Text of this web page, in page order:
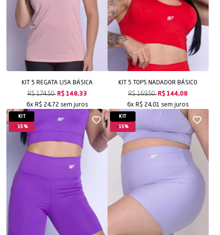
KIT 5 REGATA LISA BÁSICA
R$ 174,50 R$ 148,33
6x R$ 24,72 sem juros
KIT 5 TOPS NADADOR BÁSICO
R$ 169,50 R$ 144,08
6x R$ 24,01 sem juros
15%
KIT
15%
KIT